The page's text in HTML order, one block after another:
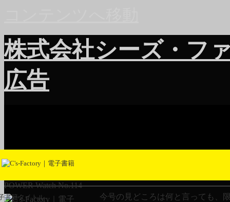
株式会社シーズ・フ
広告
書籍タイトル
POWER Watch No.114
今号の見どころは何と言っても、